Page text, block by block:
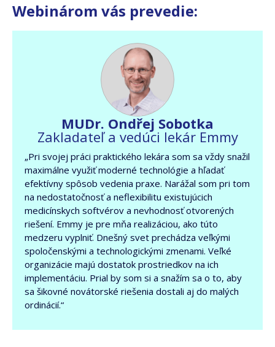
Webinárom vás prevedie:
MUDr. Ondřej Sobotka
Zakladateľ a vedúci lekár Emmy
„Pri svojej práci praktického lekára som sa vždy snažil
maximálne využiť moderné technológie a hľadať
efektívny spôsob vedenia praxe. Narážal som pri tom
na nedostatočnosť a neflexibilitu existujúcich
medicínskych softvérov a nevhodnosť otvorených
riešení. Emmy je pre mňa realizáciou, ako túto
medzeru vyplniť. Dnešný svet prechádza veľkými
spoločenskými a technologickými zmenami. Veľké
organizácie majú dostatok prostriedkov na ich
implementáciu. Prial by som si a snažím sa o to, aby
sa šikovné novátorské riešenia dostali aj do malých
ordinácií.“